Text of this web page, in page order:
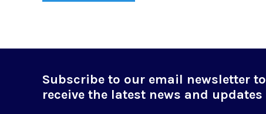
Subscribe to our email newsletter to
receive the latest news and updates